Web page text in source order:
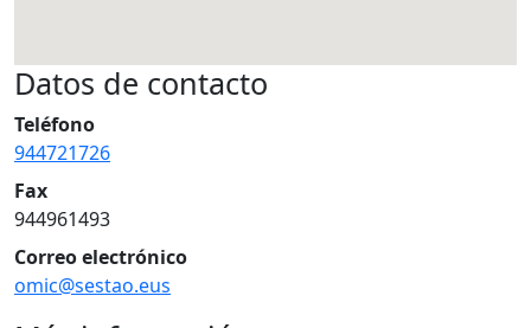
Datos de contacto
Teléfono
944721726
Fax
944961493
Correo electrónico
omic@sestao.eus